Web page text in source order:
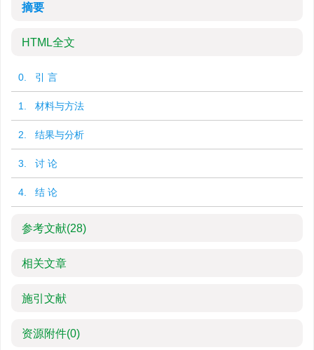
摘要
HTML全文
0. 引 言
1. 材料与方法
2. 结果与分析
3. 讨 论
4. 结 论
参考文献(28)
相关文章
施引文献
资源附件(0)